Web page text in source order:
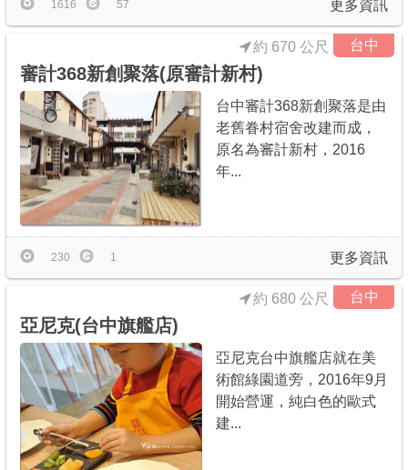
更多資訊
1616 57
台中
約 670 公尺
審計368新創聚落(原審計新村)
台中審計368新創聚落是由
老舊眷村宿舍改建而成，
原名為審計新村，2016
年...
更多資訊
230 1
台中
約 680 公尺
亞尼克(台中旗艦店)
亞尼克台中旗艦店就在美
術館綠園道旁，2016年9月
開始營運，純白色的歐式
建...